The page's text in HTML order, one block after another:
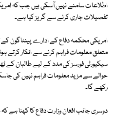
اطلاعات سامنے نہیں آسکی ہیں جب کہ
تفصیلات جاری کرنے سے گریز کیا ہے۔
امریکی محکمہ دفاع کے ادارے پینٹاگون
متعلق معلومات فراہم کرنے سے انکار کرتے
سیکیورٹی فورسز کی مدد کے لیے طالبان کے
حوالے سے مزید معلومات فراہم نہیں کی
رکھے گا۔
دوسری جانب افغان وزارت دفاع کا کہنا ہے کہ